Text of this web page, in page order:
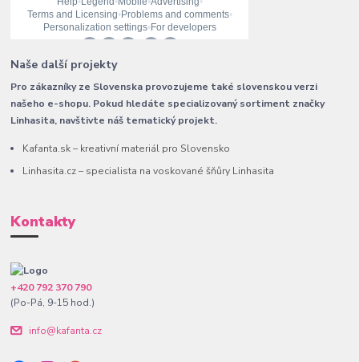
Naše další projekty
Pro zákazníky ze Slovenska provozujeme také slovenskou verzi
našeho e-shopu. Pokud hledáte specializovaný sortiment značky
Linhasita, navštivte náš tematický projekt.
Kafanta.sk – kreativní materiál pro Slovensko
Linhasita.cz – specialista na voskované šňůry Linhasita
Kontakty
+420 792 370 790
(Po-Pá, 9-15 hod.)
info@kafanta.cz